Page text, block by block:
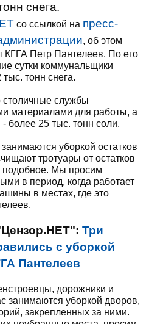
снега.
со ссылкой на пресс-
, об этом
КГГА Петр Пантелеев. По его
сутки коммунальщики
тонн снега.
столичные службы
материалами для работы, а
более 25 тыс. тонн соли.
уборкой остатков
тротуары от остатков
подобное. Мы просим
в период, когда работает
в местах, где это
Три
с уборкой
Пантелеев
дорожники и
занимаются уборкой дворов,
закрепленных за ними.